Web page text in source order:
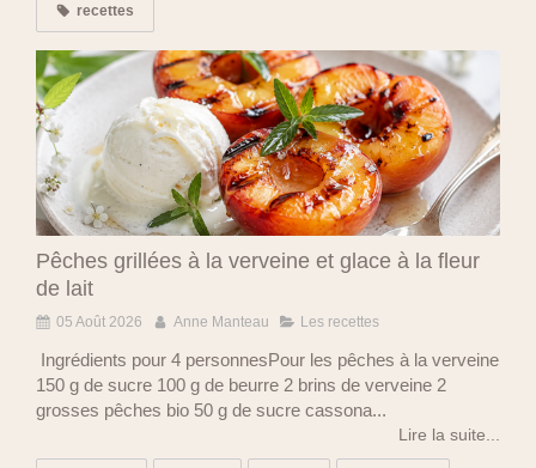
recettes
Pêches grillées à la verveine et glace à la fleur
de lait
05 Août 2026 Anne Manteau Les recettes
Ingrédients pour 4 personnesPour les pêches à la verveine
150 g de sucre 100 g de beurre 2 brins de verveine 2
grosses pêches bio 50 g de sucre cassona...
Lire la suite...